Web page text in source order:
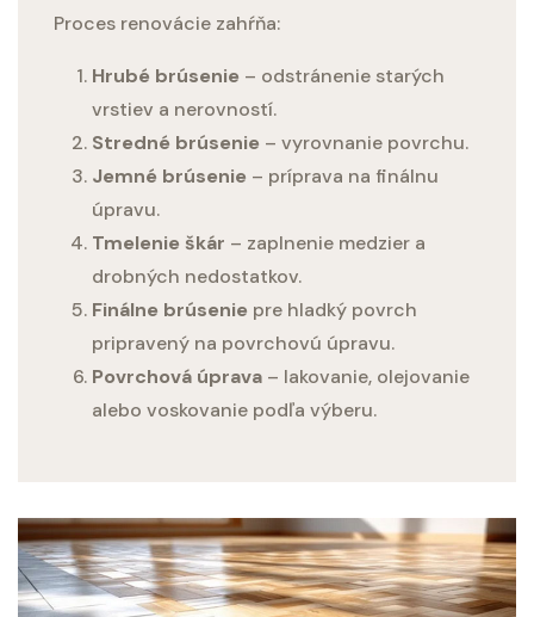
Proces renovácie zahŕňa:
Hrubé brúsenie – odstránenie starých
vrstiev a nerovností.
Stredné brúsenie – vyrovnanie povrchu.
Jemné brúsenie – príprava na finálnu
úpravu.
Tmelenie škár – zaplnenie medzier a
drobných nedostatkov.
Finálne brúsenie pre hladký povrch
pripravený na povrchovú úpravu.
Povrchová úprava – lakovanie, olejovanie
alebo voskovanie podľa výberu.